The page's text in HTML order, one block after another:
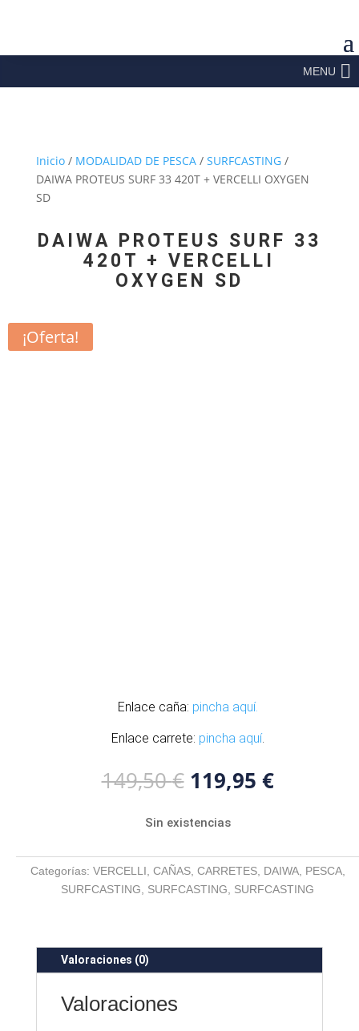
MENU
Inicio/ MODALIDAD DE PESCA/ SURFCASTING/
DAIWA PROTEUS SURF 33 420T + VERCELLI OXYGEN
SD
DAIWA PROTEUS SURF 33
420T + VERCELLI
OXYGEN SD
¡Oferta!
Enlace caña: pincha aquí.
Enlace carrete: pincha aquí.
149,50€ El
precio
original
era:
149,50 €.
119,95 €El
precio
119,95
Sin existencias
Categorías: VERCELLI CAÑAS, CARRETES, DAIWA, PESCA,
SURFCASTING
SURFCASTING SURFCASTING
Valoraciones (0)
Valoraciones